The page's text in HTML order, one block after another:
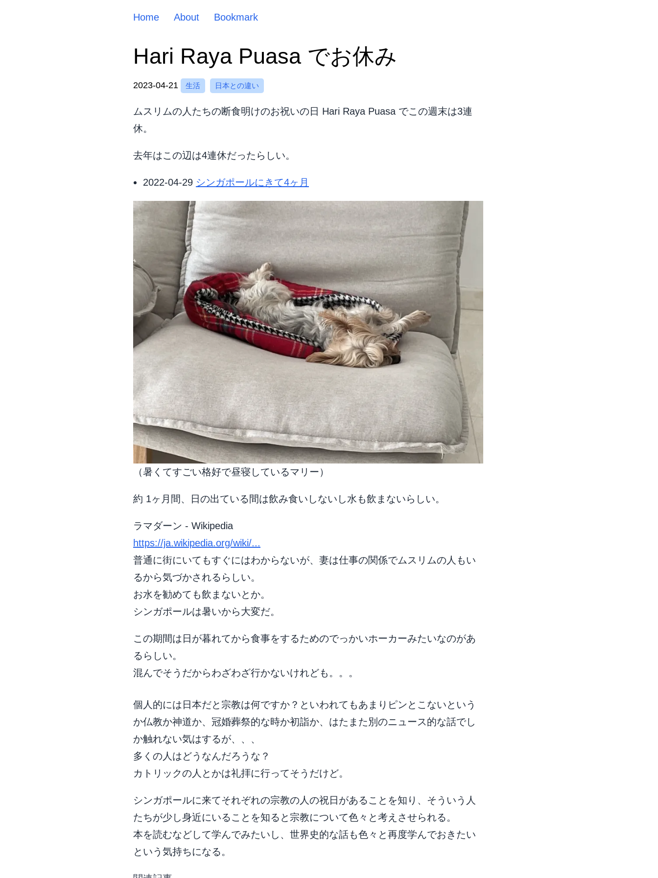
Home About Bookmark
Hari Raya Puasa でお休み
2023-04-21 生活 日本との違い
ムスリムの人たちの断食明けのお祝いの日 Hari Raya Puasa でこの週末は3連
休。
去年はこの辺は4連休だったらしい。
2022-04-29 シンガポールにきて4ヶ月
（暑くてすごい格好で昼寝しているマリー）
約 1ヶ月間、日の出ている間は飲み食いしないし水も飲まないらしい。
ラマダーン - Wikipedia
https://ja.wikipedia.org/wiki/...
普通に街にいてもすぐにはわからないが、妻は仕事の関係でムスリムの人もい
るから気づかされるらしい。
お水を勧めても飲まないとか。
シンガポールは暑いから大変だ。
この期間は日が暮れてから食事をするためのでっかいホーカーみたいなのがあ
るらしい。
混んでそうだからわざわざ行かないけれども。。。
個人的には日本だと宗教は何ですか？といわれてもあまりピンとこないという
か仏教か神道か、冠婚葬祭的な時か初詣か、はたまた別のニュース的な話でし
か触れない気はするが、、、
多くの人はどうなんだろうな？
カトリックの人とかは礼拝に行ってそうだけど。
シンガポールに来てそれぞれの宗教の人の祝日があることを知り、そういう人
たちが少し身近にいることを知ると宗教について色々と考えさせられる。
本を読むなどして学んでみたいし、世界史的な話も色々と再度学んでおきたい
という気持ちになる。